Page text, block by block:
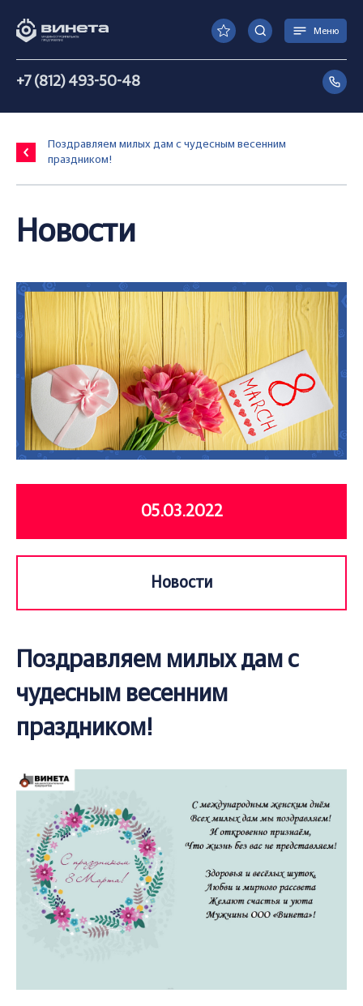
Меню
+7 (812) 493-50-48
Поздравляем милых дам с чудесным весенним
праздником!
Новости
05.03.2022
Новости
Поздравляем милых дам с
чудесным весенним
праздником!